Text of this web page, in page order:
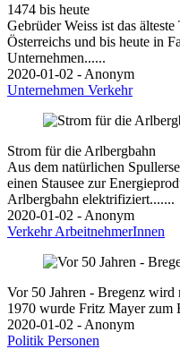
1474 bis heute
Gebrüder Weiss ist das
Österreichs und bis heute in
Unternehmen......
2020-01-02 - Anonym
Unternehmen Verkehr
Strom für die Arlbergbahn
Aus dem natürlichen
einen Stausee zur
Arlbergbahn elektrifiziert.......
2020-01-02 - Anonym
VerkehrArbeitnehmerInnen
Vor 50 Jahren - Bregenz wird
1970 wurde Fritz Mayer zum
2020-01-02 - Anonym
Politik Personen